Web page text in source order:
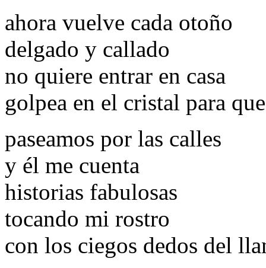
ahora vuelve cada otoño
delgado y callado
no quiere entrar en casa
golpea en el cristal para
paseamos por las calles
y él me cuenta
historias fabulosas
tocando mi rostro
con los ciegos dedos del